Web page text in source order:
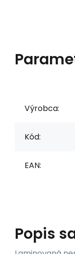
Výrobca:
Kód:
EAN:
Popis